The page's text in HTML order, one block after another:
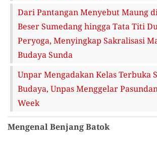
Dari Pantangan Menyebut Maung
Beser Sumedang hingga Tata Titi
Peryoga, Menyingkap Sakralisasi
Budaya Sunda
Unpar Mengadakan Kelas Terbuka
Budaya, Unpas Menggelar
Week
Mengenal Benjang Batok